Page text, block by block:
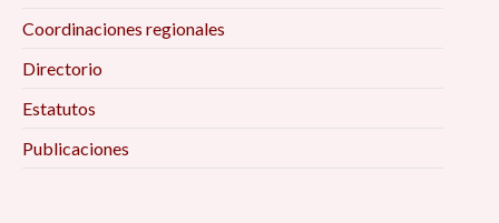
Coordinaciones regionales
Directorio
Estatutos
Publicaciones